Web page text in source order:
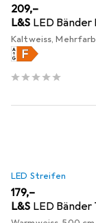
EUR
209,–
L&S LED Bänder
Kaltweiss,
LED Streifen
EUR
179,–
L&S LED Bänder